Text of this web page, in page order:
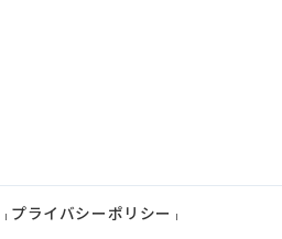
| プライバシーポリシー |